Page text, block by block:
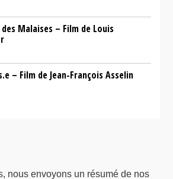
des Malaises – Film de Louis
– Film de Jean-François Asselin
nous envoyons un résumé de nos